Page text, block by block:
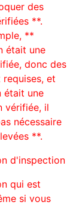
des
**.
**
était une
donc des
requises, et
était une
vérifiée, il
nécessaire
**.
d'inspection
qui est
si vous